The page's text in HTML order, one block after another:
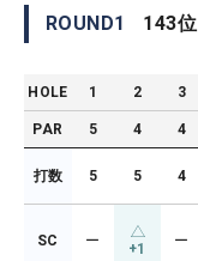
ROUND1 143位
HOLE 1 2 3
PAR 5 4 4
打数 5 5 4
SC ー +1 ー